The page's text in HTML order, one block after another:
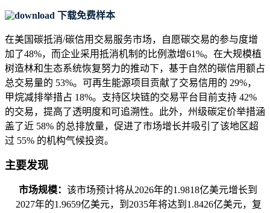
下载免费样本
在美国碳抵消/碳信用交易服务市场，自愿碳交易的参与度增
加了48%，而企业采用抵消机制的比例激增61%。在大规模植
树造林和生态系统恢复努力的推动下，基于自然的碳信用额占
总交易量的 53%。可再生能源项目贡献了交易信用的 29%，
甲烷减排举措占 18%。支持区块链的交易平台目前支持 42%
的交易，提高了透明度和可追溯性。此外，州级碳定价举措涵
盖了近 58% 的总排放量，促进了市场增长并吸引了该地区超
过 55% 的机构气候投资。
主要发现
市场规模： 该市场预计将从2026年的1.9818亿美元增长到
2027年的1.9659亿美元，到2035年将达到1.8426亿美元，复